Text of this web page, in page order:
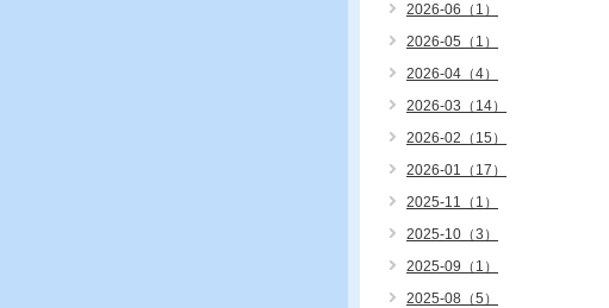
2026-06（1）
2026-05（1）
2026-04（4）
2026-03（14）
2026-02（15）
2026-01（17）
2025-11（1）
2025-10（3）
2025-09（1）
2025-08（5）